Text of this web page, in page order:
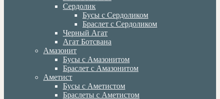
Сердолик
Бусы с Сердоликом
Браслет с Сердоликом
Черный Агат
Агат Ботсвана
Амазонит
Бусы с Амазонитом
Браслет с Амазонитом
Аметист
Бусы с Аметистом
Браслеты с Аметистом